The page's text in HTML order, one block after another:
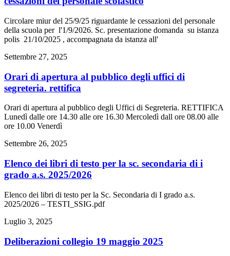
Circolare miur del 25/9/25 riguardante le cessazioni del personale
della scuola per l'1/9/2026. Sc. presentazione domanda su istanza
polis 21/10/2025 , accompagnata da istanza all'
Settembre 27, 2025
orari di apertura al pubblico degli uffici di
segreteria. rettifica
Orari di apertura al pubblico degli Uffici di Segreteria. RETTIFICA
Lunedì dalle ore 14.30 alle ore 16.30 Mercoledì dall ore 08.00 alle
ore 10.00 Venerdì
Settembre 26, 2025
elenco dei libri di testo per la sc. secondaria di i
grado a.s. 2025/2026
Elenco dei libri di testo per la Sc. Secondaria di I grado a.s.
2025/2026 – TESTI_SSIG.pdf
Luglio 3, 2025
deliberazioni collegio 19 maggio 2025